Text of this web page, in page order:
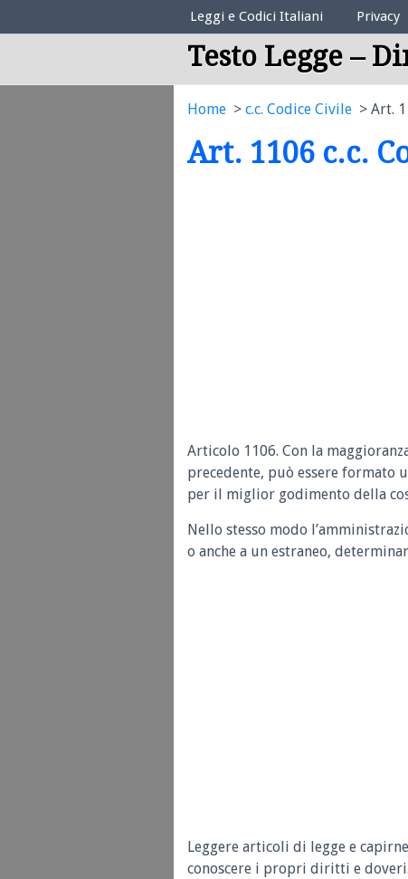
Elenco Codici Legali
Leggi e Codici Italiani Privacy
Testo Legge –
Home c.c. Codice Civile Art.
Art. 1106 c.c.
Articolo 1106. Con la
precedente, può essere formato
per il miglior godimento della
Nello stesso modo
o anche a un estraneo,
Leggere articoli di legge e
conoscere i propri diritti e doveri.